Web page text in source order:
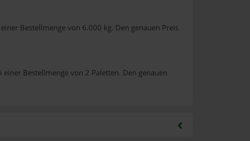
Bestellmenge von 6.000 kg. Den genauen Preis
einer Bestellmenge von 2 Paletten. Den genauen